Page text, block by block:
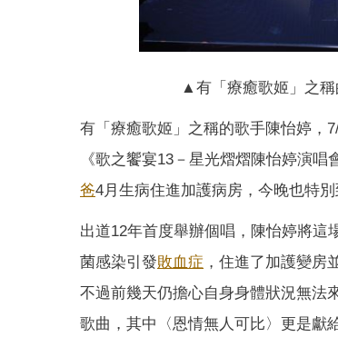
▲有「療癒歌姬」之
有「療癒歌姬」之稱的歌手陳怡婷，
《歌之饗宴13－星光熠熠陳怡婷演
爸4月生病住進加護病房，今晚也特別
出道12年首度舉辦個唱，陳怡婷將這
菌感染引發敗血症 ，住進了加護變房
不過前幾天仍擔心自身身體狀況無法
歌曲，其中〈恩情無人可比〉更是獻